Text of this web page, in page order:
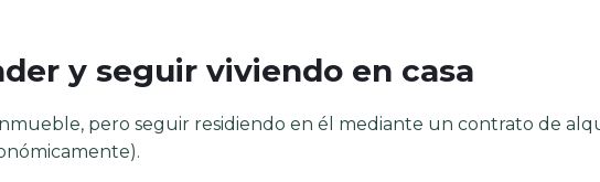
y seguir viviendo en casa
pero seguir residiendo en él mediante un contrato de